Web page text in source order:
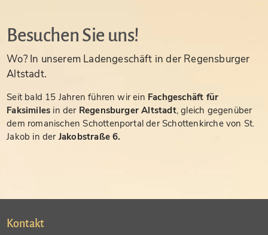
Besuchen Sie uns!
Wo? In unserem Ladengeschäft in der Regensburger
Altstadt.
Seit bald 15 Jahren führen wir ein Fachgeschäft für
Faksimiles in der Regensburger Altstadt, gleich gegenüber
dem romanischen Schottenportal der Schottenkirche von St.
Jakob in der Jakobstraße 6.
Kontakt